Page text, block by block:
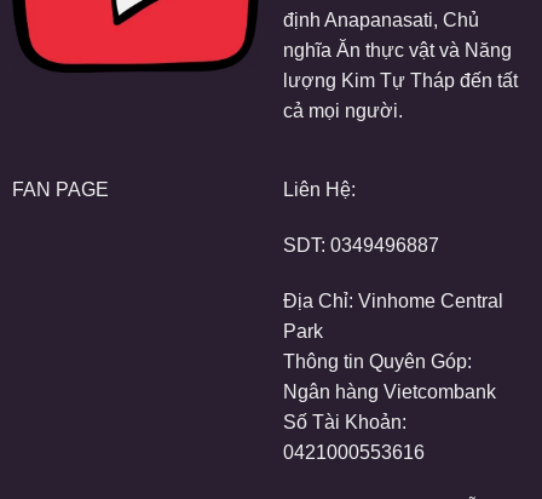
định Anapanasati, Chủ
nghĩa Ăn thực vật và Năng
lượng Kim Tự Tháp đến tất
cả mọi người.
FAN PAGE Liên Hệ:
SDT: 0349496887
Địa Chỉ: Vinhome Central
Park
Thông tin Quyên Góp:
Ngân hàng Vietcombank
Số Tài Khoản:
0421000553616